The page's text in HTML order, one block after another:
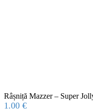
Râșniță Mazzer – Super
1.00 €